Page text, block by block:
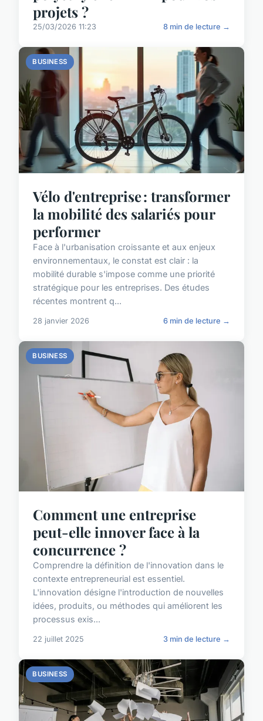
projets ?
25/03/2026 11:23 8 min de lecture →
BUSINESS
Vélo d'entreprise : transformer
la mobilité des salariés pour
performer
Face à l'urbanisation croissante et aux enjeux
environnementaux, le constat est clair : la
mobilité durable s'impose comme une priorité
stratégique pour les entreprises. Des études
récentes montrent q...
28 janvier 2026 6 min de lecture →
BUSINESS
Comment une entreprise
peut-elle innover face à la
concurrence ?
Comprendre la définition de l'innovation dans le
contexte entrepreneurial est essentiel.
L'innovation désigne l'introduction de nouvelles
idées, produits, ou méthodes qui améliorent les
processus exis...
22 juillet 2025 3 min de lecture →
BUSINESS